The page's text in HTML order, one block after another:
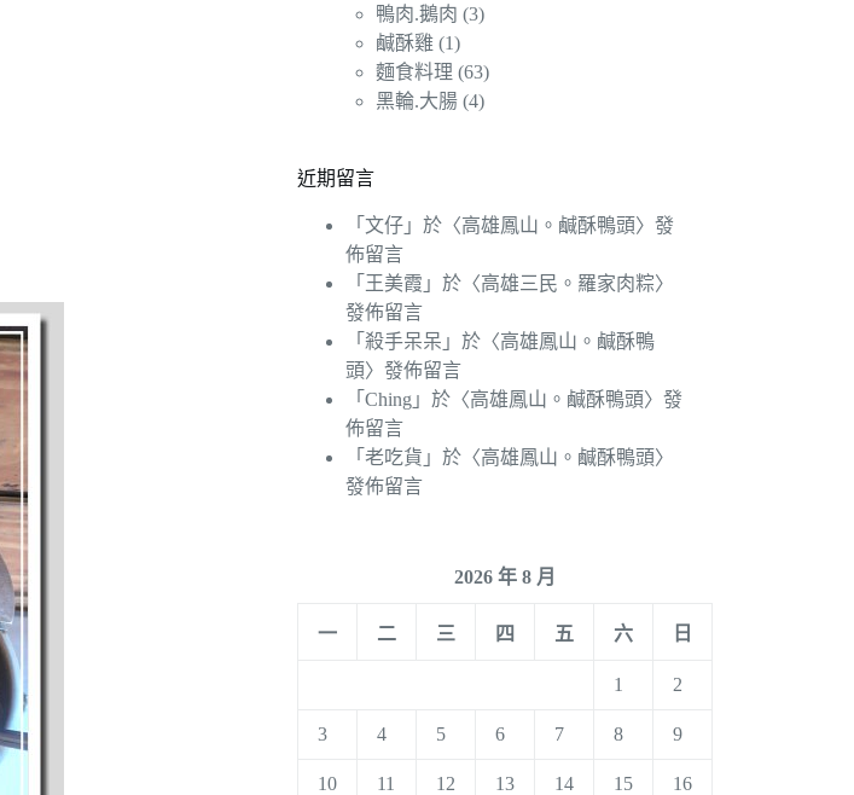
鴨肉.鵝肉 (3)
鹹酥雞 (1)
麵食料理 (63)
黑輪.大腸 (4)
近期留言
「文仔 」於〈高雄鳳山。鹹酥鴨頭〉發
佈留言
「 王美霞 」於〈高雄三民。羅家肉粽〉
發佈留言
「殺手呆呆 」於〈高雄鳳山。鹹酥鴨
頭〉發佈留言
「Ching 」於〈高雄鳳山。鹹酥鴨頭〉發
佈留言
「老吃貨 」於〈高雄鳳山。鹹酥鴨頭〉
發佈留言
2026 年 8 月
一 二 三 四 五 六 日
1 2
3 4 5 6 7 8 9
10 11 12 13 14 15 16